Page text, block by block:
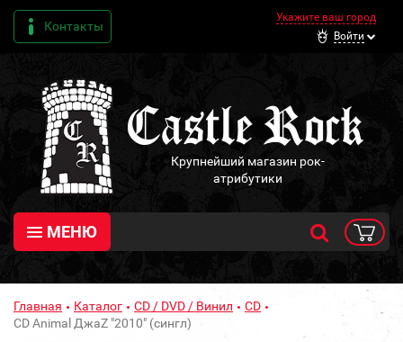
Контакты
Укажите ваш город
Войти
Крупнейший магазин рок-
атрибутики
МЕНЮ
Главная Каталог CD / DVD / Винил
CD
CD Animal ДжаZ "2010" (сингл)